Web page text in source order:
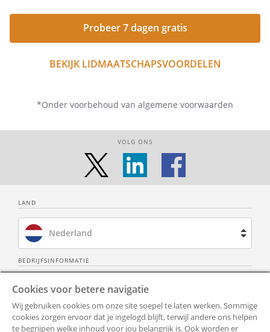
Probeer 7 dagen gratis
BEKIJK LIDMAATSCHAPSVOORDELEN
*Onder voorbehoud van algemene voorwaarden
VOLG ONS
LAND
Nederland
Brazilië
Spanje
Frankrijk
BEDRIJFSINFORMATIE
Privacy Policy Alle documenten
Cookies voor betere navigatie
Wij gebruiken cookies om onze site soepel te laten werken. Sommige
cookies zorgen ervoor dat je ingelogd blijft, terwijl andere ons helpen
te begrijpen welke inhoud voor jou belangrijk is. Ook worden er